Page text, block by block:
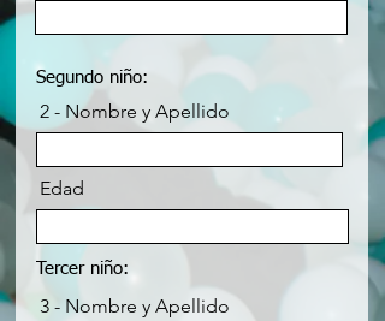
Segundo niño:
2 - Nombre y Apellido
Edad
Tercer niño:
3 - Nombre y Apellido